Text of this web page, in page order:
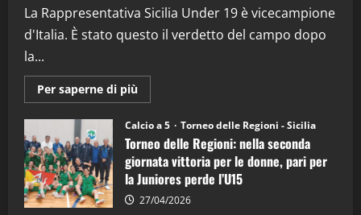
08/04/2026
La Rappresentativa Sicilia Under 19 è vicecampione
d'Italia. È stato questo il verdetto del campo dopo
la...
Per saperne di più
informazioni
Torneo
delle
Regioni
di
calcio
a
5:
la
Calcio a 5 Torneo delle Regioni - Sicilia
Torneo delle Regioni: nella seconda
giornata vittoria per le donne, pari per
la Juniores perde l’U15
27/04/2026